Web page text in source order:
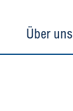
Über uns